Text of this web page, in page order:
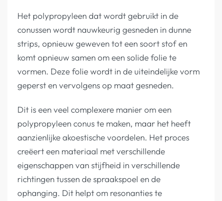
Het polypropyleen dat wordt gebruikt in de
conussen wordt nauwkeurig gesneden in dunne
strips, opnieuw geweven tot een soort stof en
komt opnieuw samen om een solide folie te
vormen. Deze folie wordt in de uiteindelijke vorm
geperst en vervolgens op maat gesneden.
Dit is een veel complexere manier om een
polypropyleen conus te maken, maar het heeft
aanzienlijke akoestische voordelen. Het proces
creëert een materiaal met verschillende
eigenschappen van stijfheid in verschillende
richtingen tussen de spraakspoel en de
ophanging. Dit helpt om resonanties te